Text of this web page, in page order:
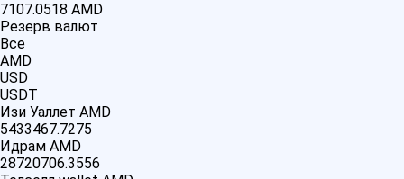
7107.0518 AMD
Резерв валют
Все
AMD
USD
USDT
Изи Уаллет AMD
5433467.7275
Идрам AMD
28720706.3556